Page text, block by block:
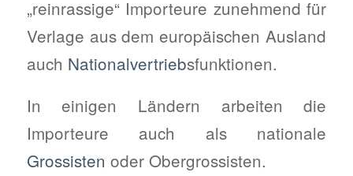
„reinrassige“ Importeure zunehmend für
Verlage aus dem europäischen Ausland
auch Nationalvertriebsfunktionen.
In einigen Ländern arbeiten die
Importeure auch als nationale
Grossisten oder Obergrossisten.